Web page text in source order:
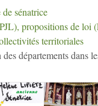
au menu
recherche
de Seine-et-
sénatrice
propositions de loi
territoriales
départements dans